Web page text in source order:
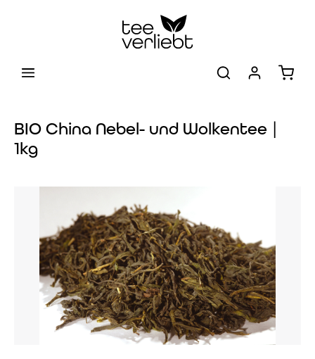
BIO China Nebel- und Wolkentee |
1kg